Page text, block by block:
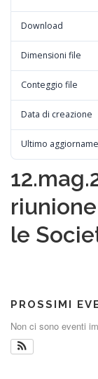
Download
Dimensioni file
Conteggio file
Data di creazione
Ultimo
le
PROSSIMI
Non ci sono eventi